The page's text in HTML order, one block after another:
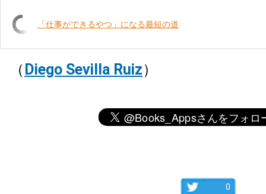
「仕事ができるやつ」になる最短の道
（ Diego Sevilla Ruiz）
0